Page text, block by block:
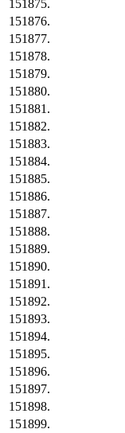
151875.
151876.
151877.
151878.
151879.
151880.
151881.
151882.
151883.
151884.
151885.
151886.
151887.
151888.
151889.
151890.
151891.
151892.
151893.
151894.
151895.
151896.
151897.
151898.
151899.